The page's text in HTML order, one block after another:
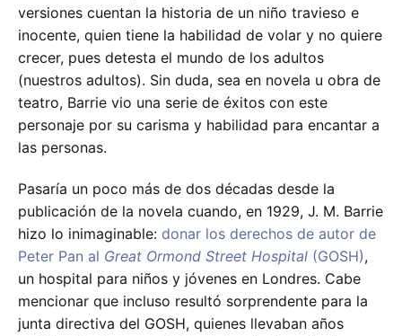
versiones cuentan la historia de un niño travieso e
inocente, quien tiene la habilidad de volar y no quiere
crecer, pues detesta el mundo de los adultos
(nuestros adultos). Sin duda, sea en novela u obra de
teatro, Barrie vio una serie de éxitos con este
personaje por su carisma y habilidad para encantar a
las personas.
Pasaría un poco más de dos décadas desde la
publicación de la novela cuando, en 1929, J. M. Barrie
hizo lo inimaginable: donar los derechos de autor de
Peter Pan al Great Ormond Street Hospital (GOSH),
un hospital para niños y jóvenes en Londres. Cabe
mencionar que incluso resultó sorprendente para la
junta directiva del GOSH, quienes llevaban años